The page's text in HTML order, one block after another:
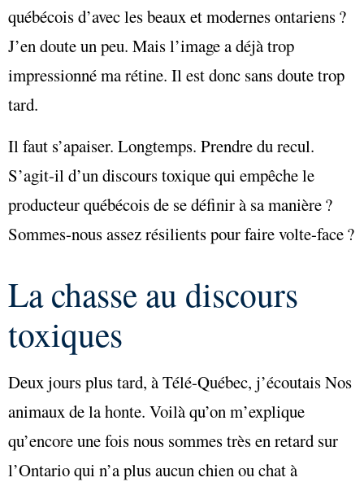
québécois d’avec les beaux et modernes ontariens ?
J’en doute un peu. Mais l’image a déjà trop
impressionné ma rétine. Il est donc sans doute trop
tard.
Il faut s’apaiser. Longtemps. Prendre du recul.
S’agit-il d’un discours toxique qui empêche le
producteur québécois de se définir à sa manière ?
Sommes-nous assez résilients pour faire volte-face ?
La chasse au discours
toxiques
Deux jours plus tard, à Télé-Québec, j’écoutais Nos
animaux de la honte. Voilà qu’on m’explique
qu’encore une fois nous sommes très en retard sur
l’Ontario qui n’a plus aucun chien ou chat à